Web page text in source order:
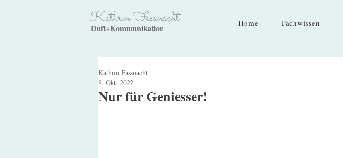
Kathrin Fassnacht
Duft+Kommunikation Home Fachwissen
Nur für Geniesser!
Kathrin Fassnacht
8. Okt. 2022